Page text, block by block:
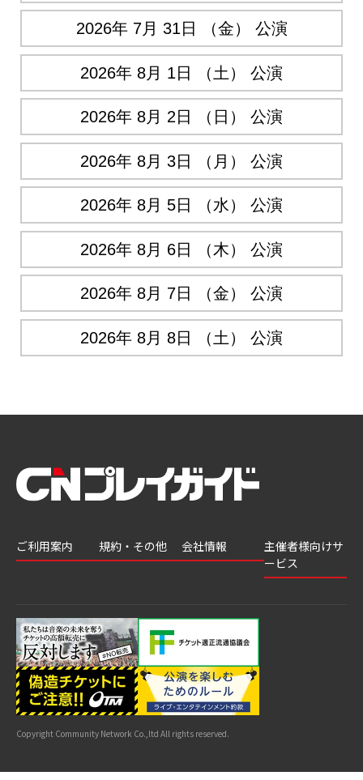
2026年 7月 31日 （金） 公演
2026年 8月 1日 （土） 公演
2026年 8月 2日 （日） 公演
2026年 8月 3日 （月） 公演
2026年 8月 5日 （水） 公演
2026年 8月 6日 （木） 公演
2026年 8月 7日 （金） 公演
2026年 8月 8日 （土） 公演
ご利用案内
結果
よくあるご質問
はじめてガイド
公演中止・変更
サイトマップ
規約・その他
利用規約
特商法に基づく
表示
カスタマーハラ
スメントへの対
応指針
会社情報
主催者様向けサ
ービス
Copyright Community Network Co.,ltd All rights reserved.